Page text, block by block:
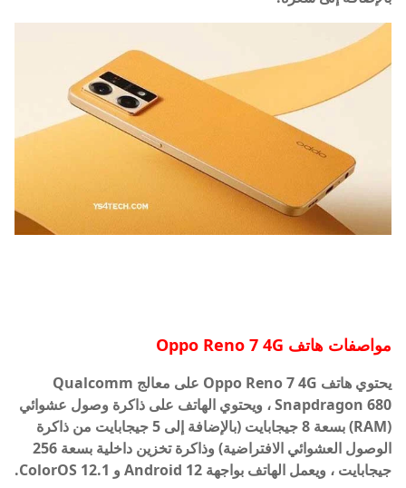
مواصفات هاتف Oppo Reno 7 4G
يحتوي هاتف Oppo Reno 7 4G على معالج Qualcomm
Snapdragon 680 ، ويحتوي الهاتف على ذاكرة وصول عشوائي
(RAM) بسعة 8 جيجابايت (بالإضافة إلى 5 جيجابايت من ذاكرة
الوصول العشوائي الافتراضية) وذاكرة تخزين داخلية بسعة 256
جيجابايت ، ويعمل الهاتف بواجهة Android 12 و ColorOS 12.1.